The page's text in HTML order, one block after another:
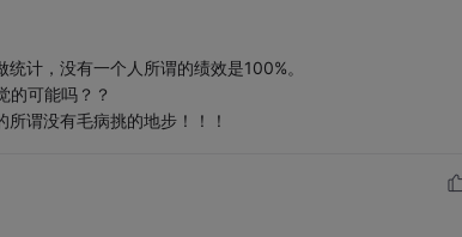
计，没有一个人所谓的绩效是100%。
的可能吗？？
谓没有毛病挑的地步！！！